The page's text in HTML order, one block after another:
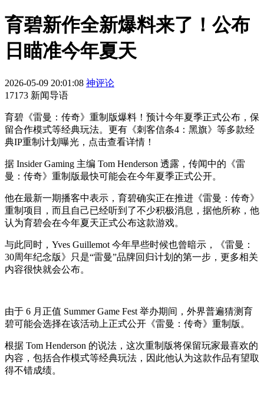
育碧新作全新爆料来了！公布
日瞄准今年夏天
2026-05-09 20:01:08 神评论
17173 新闻导语
育碧《雷曼：传奇》重制版爆料！预计今年夏季正式公布，保
留合作模式等经典玩法。更有《刺客信条4：黑旗》等多款经
典IP重制计划曝光，点击查看详情！
据 Insider Gaming 主编 Tom Henderson 透露，传闻中的《雷
曼：传奇》重制版最快可能会在今年夏季正式公开。
他在最新一期播客中表示，育碧确实正在推进《雷曼：传奇》
重制项目，而且自己已经听到了不少积极消息，据他所称，他
认为育碧会在今年夏天正式公布这款游戏。
与此同时，Yves Guillemot 今年早些时候也曾暗示，《雷曼：
30周年纪念版》只是“雷曼”品牌回归计划的第一步，更多相关
内容很快就会公布。
由于 6 月正值 Summer Game Fest 举办期间，外界普遍猜测育
碧可能会选择在该活动上正式公开《雷曼：传奇》重制版。
根据 Tom Henderson 的说法，这次重制版将保留玩家最喜欢的
内容，包括合作模式等经典玩法，因此他认为这款作品有望取
得不错成绩。